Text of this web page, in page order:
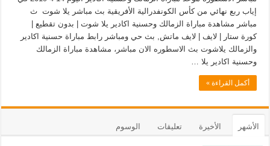
إياب ربع نهائي من كأس الكونفدرالية الأفريقية بث مباشر يلا شوت ث
مباشر مشاهدة مباراة الزمالك وحسنية اكادير يلا شوت | بدون تقطيع |
كورة ستار | لايف | لايف ماتش, بث حي ومباشر رابط مباراة حسنية اكادير
والزمالك يلاشوت بث الاسطوره الان مباشر، مشاهدة مباراة الزمالك
وحسنية اكادير يلا …
أكمل القراءة »
الأشهر الأخيرة تعليقات الوسوم